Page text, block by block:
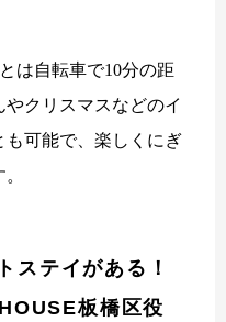
は自転車で10分の距
クリスマスなどのイ
可能で、楽しくにぎ
ステイがある！
板橋区役